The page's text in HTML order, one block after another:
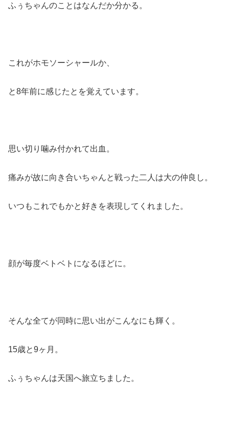
ふぅちゃんのことはなんだか分かる。
これがホモソーシャールか、
と8年前に感じたとを覚えています。
思い切り噛み付かれて出血。
痛みが故に向き合いちゃんと戦った二人は大の仲良し。
いつもこれでもかと好きを表現してくれました。
顔が毎度ベトベトになるほどに。
そんな全てが同時に思い出がこんなにも輝く。
15歳と9ヶ月。
ふぅちゃんは天国へ旅立ちました。